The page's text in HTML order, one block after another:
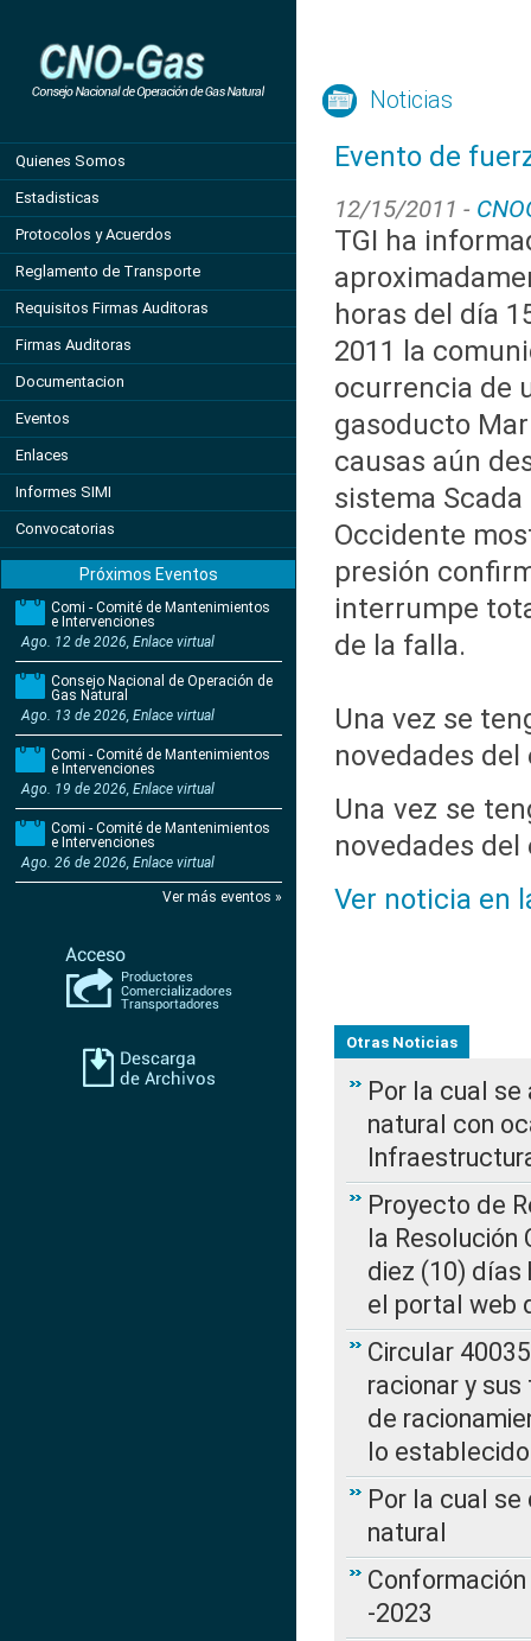
Quienes Somos
Estadisticas
Protocolos y Acuerdos
Reglamento de Transporte
Requisitos Firmas Auditoras
Firmas Auditoras
Documentacion
Eventos
Enlaces
Informes SIMI
Convocatorias
Próximos Eventos
Comi - Comité de Mantenimientos
e Intervenciones
Ago. 12 de 2026, Enlace virtual
Consejo Nacional de Operación de
Gas Natural
Ago. 13 de 2026, Enlace virtual
Comi - Comité de Mantenimientos
e Intervenciones
Ago. 19 de 2026, Enlace virtual
Comi - Comité de Mantenimientos
e Intervenciones
Ago. 26 de 2026, Enlace virtual
Ver más eventos »
Noticias
Evento de
12/15/2011 -
TGI ha
horas del día
2011 la
ocurrencia de
gasoducto
causas aún
sistema Scada
Occidente
presión
interrumpe
de la falla.
Una vez se
novedades del
Una vez se
novedades del
Ver noticia en
Otras Noticias
Por la cual
natural con
Proyecto de
la Resolución
diez (10) días
el portal web
Circular
racionar y
de
lo
Por la cual
natural
-2023